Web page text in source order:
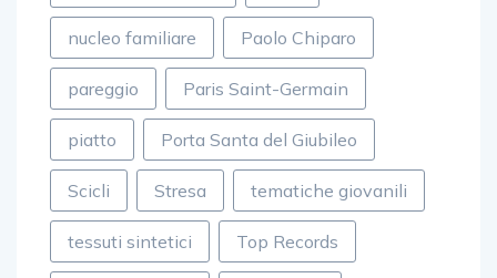
nucleo familiare Paolo Chiparo
pareggio Paris Saint-Germain
piatto Porta Santa del Giubileo
Scicli Stresa tematiche giovanili
tessuti sintetici Top Records